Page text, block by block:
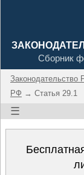
Сборник
Законодательство
РФ → Статья 29.1
☰